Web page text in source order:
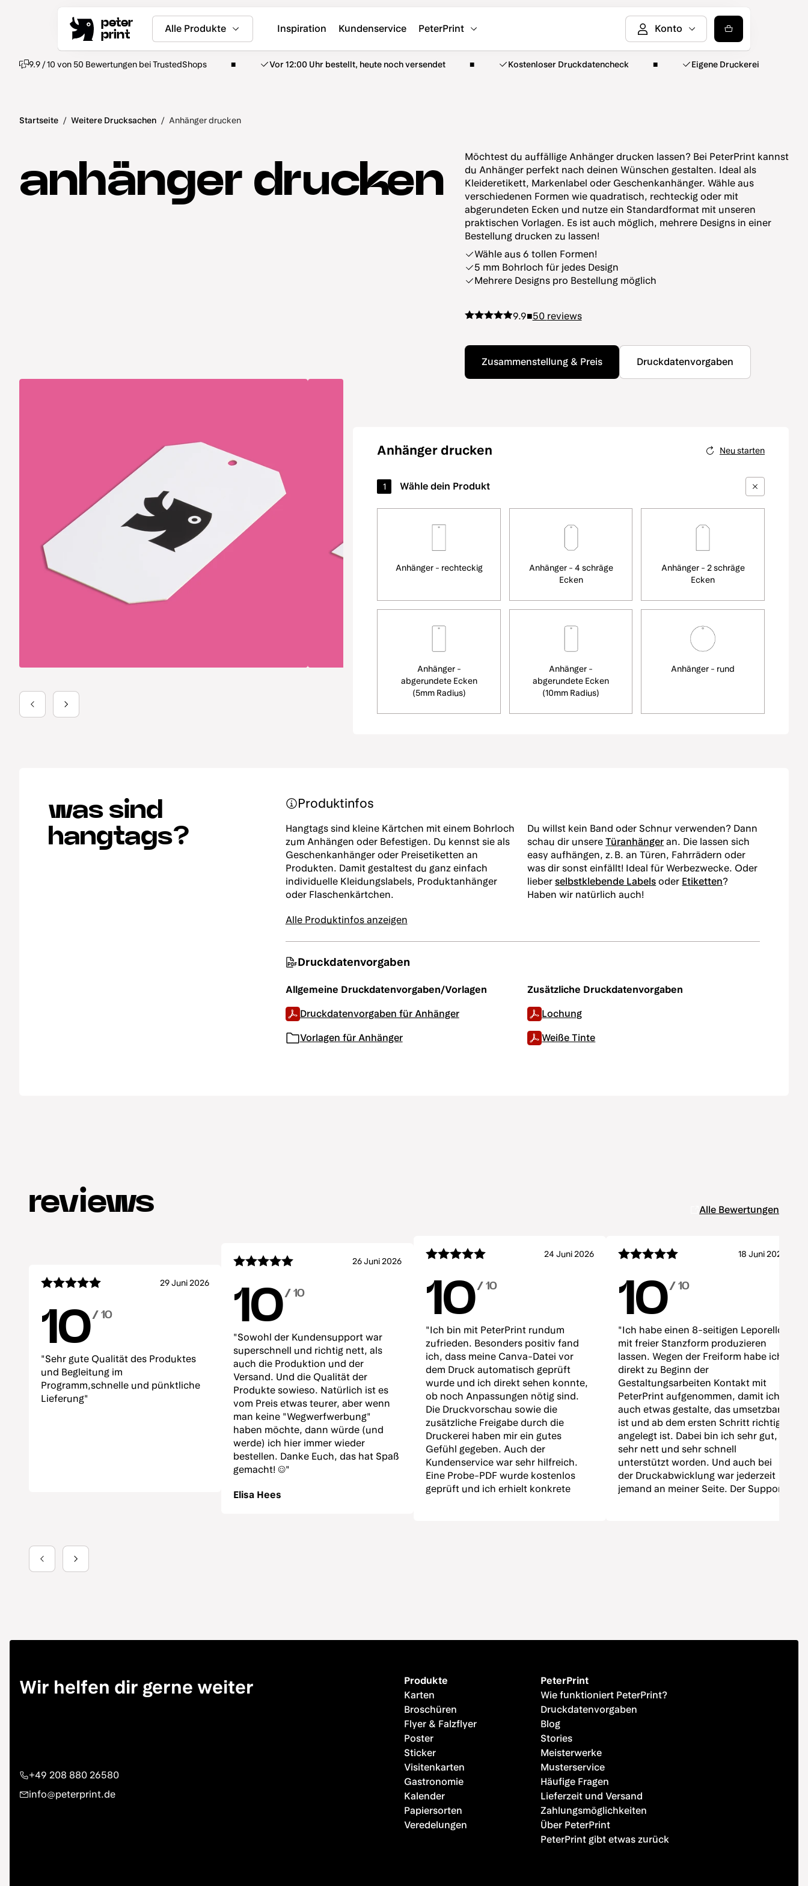
peter
print
Alle Produkte Inspiration Kundenservice PeterPrint
9.9 / 10 von 50 Bewertungen bei TrustedShops Vor 12:00 Uhr bestellt, heute noch versendet Kostenloser Druckdatencheck Eigene Druckerei
Startseite / Weitere Drucksachen / Anhänger drucken
anhänger drucken
Möchtest du auffällige Anhänger drucken lassen? Bei PeterPrint kannst
du Anhänger perfekt nach deinen Wünschen gestalten. Ideal als
Kleideretikett, Markenlabel oder Geschenkanhänger. Wähle aus
verschiedenen Formen wie quadratisch, rechteckig oder mit
abgerundeten Ecken und nutze ein Standardformat mit unseren
praktischen Vorlagen. Es ist auch möglich, mehrere Designs in einer
Bestellung drucken zu lassen!
Wähle aus 6 tollen Formen!
5 mm Bohrloch für jedes Design
Mehrere Designs pro Bestellung möglich
9.9■50 reviews
Zusammenstellung & Preis Druckdatenvorgaben
Anhänger drucken Neu starten
Anhänger - rechteckig
Anhänger - 4 schräge
Ecken
Anhänger - 2 schräge
Ecken
Anhänger -
abgerundete Ecken
(5mm Radius)
Anhänger -
abgerundete Ecken
(10mm Radius)
Anhänger - rund
was sind
hangtags?
Produktinfos
Hangtags sind kleine Kärtchen mit einem Bohrloch
zum Anhängen oder Befestigen. Du kennst sie als
Geschenkanhänger oder Preisetiketten an
Produkten. Damit gestaltest du ganz einfach
individuelle Kleidungslabels, Produktanhänger
oder Flaschenkärtchen.
Du willst kein Band oder Schnur verwenden? Dann
schau dir unsereTüranhänger an. Die lassen sich
easy aufhängen, z. B. an Türen, Fahrrädern oder
was dir sonst einfällt! Ideal für Werbezwecke. Oder
lieberselbstklebende Labels oder Etiketten?
Haben wir natürlich auch!
Alle Produktinfos anzeigen
Druckdatenvorgaben
Allgemeine Druckdatenvorgaben/Vorlagen
Druckdatenvorgaben für Anhänger
Vorlagen für Anhänger
Zusätzliche Druckdatenvorgaben
Lochung
Weiße Tinte
reviews Alle Bewertungen
29 Juni 2026
10/ 10
"Sehr gute Qualität des Produktes
und Begleitung im
Programm,schnelle und pünktliche
Lieferung"
26 Juni 2026
10/ 10
"Sowohl der Kundensupport war
superschnell und richtig nett, als
auch die Produktion und der
Versand. Und die Qualität der
Produkte sowieso. Natürlich ist es
vom Preis etwas teurer, aber wenn
man keine "Wegwerfwerbung"
haben möchte, dann würde (und
werde) ich hier immer wieder
bestellen. Danke Euch, das hat Spaß
gemacht! ☺️"
Elisa Hees
24 Juni 2026
10/ 10
"Ich bin mit PeterPrint rundum
zufrieden. Besonders positiv fand
ich, dass meine Canva-Datei vor
dem Druck automatisch geprüft
wurde und ich direkt sehen konnte,
ob noch Anpassungen nötig sind.
Die Druckvorschau sowie die
zusätzliche Freigabe durch die
Druckerei haben mir ein gutes
Gefühl gegeben. Auch der
Kundenservice war sehr hilfreich.
Eine Probe-PDF wurde kostenlos
geprüft und ich erhielt konkrete
18 Juni 2026
10/ 10
"Ich habe einen 8-seitigen Leporello
mit freier Stanzform produzieren
lassen. Wegen der Freiform habe ich
direkt zu Beginn der
Gestaltungsarbeiten Kontakt mit
PeterPrint aufgenommen, damit ich
auch etwas gestalte, das umsetzbar
ist und ab dem ersten Schritt richtig
angelegt ist. Dabei bin ich sehr gut,
sehr nett und sehr schnell
unterstützt worden. Und auch bei
der Druckabwicklung war jederzeit
jemand an meiner Seite. Der Support
Wir helfen dir gerne weiter
+49 208 880 26580
info@peterprint.de
Produkte
Karten
Broschüren
Flyer & Falzflyer
Poster
Sticker
Visitenkarten
Gastronomie
Kalender
Papiersorten
Veredelungen
PeterPrint
Wie funktioniert PeterPrint?
Druckdatenvorgaben
Blog
Stories
Meisterwerke
Musterservice
Häufige Fragen
Lieferzeit und Versand
Zahlungsmöglichkeiten
Über PeterPrint
PeterPrint gibt etwas zurück